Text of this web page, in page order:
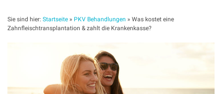
Sie sind hier: Startseite » PKV Behandlungen » Was kostet eine
Zahnfleischtransplantation & zahlt die Krankenkasse?